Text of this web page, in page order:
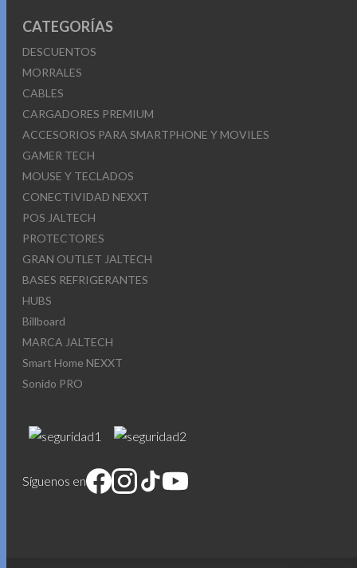
CATEGORÍAS
DESCUENTOS
MORRALES
CABLES
CARGADORES PREMIUM
ACCESORIOS PARA SMARTPHONE Y MOVILES
GAMER TECH
MOUSE Y TECLADOS
CONECTIVIDAD NEXXT
POS JALTECH
PROTECTORES
GRAN OUTLET JALTECH
BASES REFRIGERANTES
HUBS
Billboard
MARCA JALTECH
Smart Home NEXXT
Sonido PRO
Síguenos en